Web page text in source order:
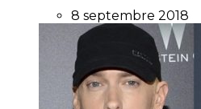
8 septembre 2018